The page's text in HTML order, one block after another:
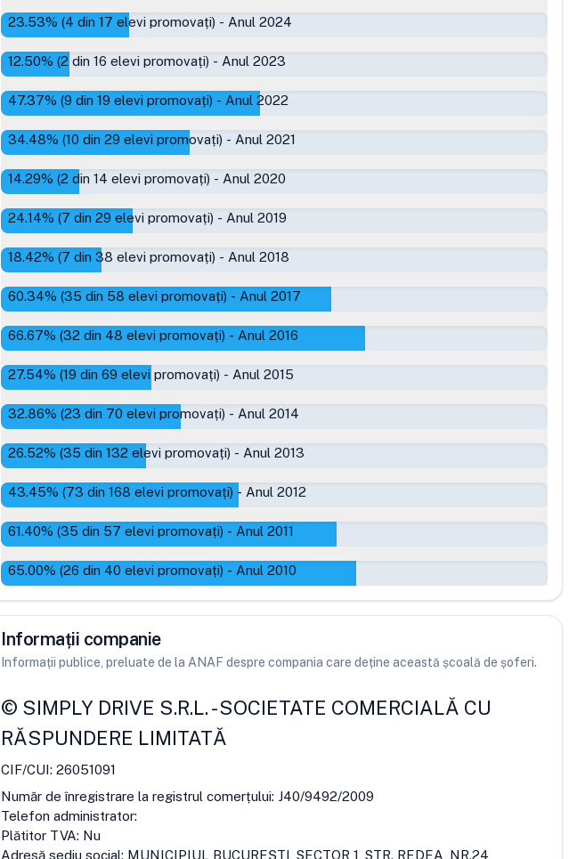
23.53% (4 din 17 elevi promovați) - Anul 2024
12.50% (2 din 16 elevi promovați) - Anul 2023
47.37% (9 din 19 elevi promovați) - Anul 2022
34.48% (10 din 29 elevi promovați) - Anul 2021
14.29% (2 din 14 elevi promovați) - Anul 2020
24.14% (7 din 29 elevi promovați) - Anul 2019
18.42% (7 din 38 elevi promovați) - Anul 2018
60.34% (35 din 58 elevi promovați) - Anul 2017
66.67% (32 din 48 elevi promovați) - Anul 2016
27.54% (19 din 69 elevi promovați) - Anul 2015
32.86% (23 din 70 elevi promovați) - Anul 2014
26.52% (35 din 132 elevi promovați) - Anul 2013
43.45% (73 din 168 elevi promovați) - Anul 2012
61.40% (35 din 57 elevi promovați) - Anul 2011
65.00% (26 din 40 elevi promovați) - Anul 2010
Informații companie
Informații publice, preluate de la ANAF despre compania care deține această școală de șoferi.
© SIMPLY DRIVE S.R.L.-SOCIETATE COMERCIALĂ CU
RĂSPUNDERE LIMITATĂ
CIF/CUI: 26051091
Număr de înregistrare la registrul comerțului: J40/9492/2009
Telefon administrator:
Plătitor TVA: Nu
Adresă sediu social: MUNICIPIUL BUCUREŞTI, SECTOR 1, STR. REDEA, NR.24